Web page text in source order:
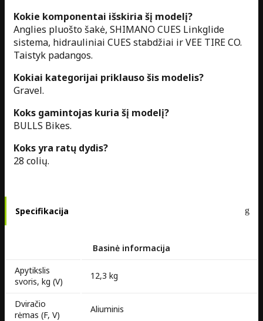
Kokie komponentai išskiria šį modelį?
Anglies pluošto šakė, SHIMANO CUES Linkglide
sistema, hidrauliniai CUES stabdžiai ir VEE TIRE CO.
Taistyk padangos.
Kokiai kategorijai priklauso šis modelis?
Gravel.
Koks gamintojas kuria šį modelį?
BULLS Bikes.
Koks yra ratų dydis?
28 colių.
Specifikacija
Basinė informacija
Apytikslis
svoris, kg (V)
12,3 kg
Dviračio
rėmas (F, V)
Aliuminis